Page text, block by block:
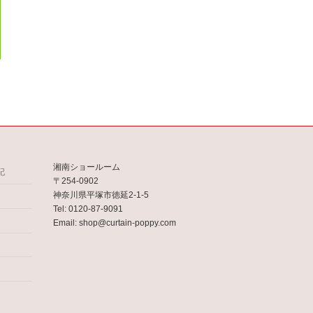
湘南ショールーム
〒254-0902
神奈川県平塚市徳延2-1-5
Tel: 0120-87-9091
Email: shop@curtain-poppy.com